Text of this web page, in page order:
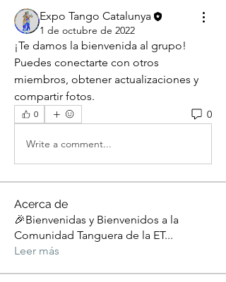
Expo Tango Catalunya
1 de octubre de 2022
¡Te damos la bienvenida al grupo!
Puedes conectarte con otros
miembros, obtener actualizaciones y
compartir fotos.
0 0
Write a comment...
Acerca de
🎉Bienvenidas y Bienvenidos a la
Comunidad Tanguera de la ET...
Leer más